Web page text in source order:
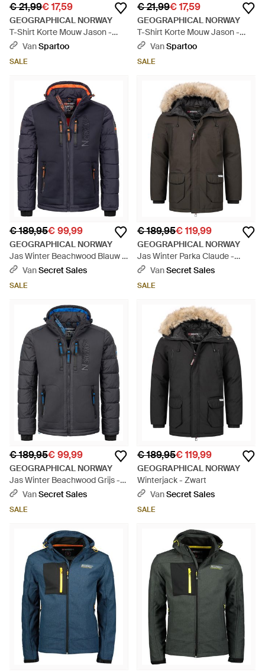
€ 21,99€ 17,59
GEOGRAPHICAL NORWAY
T-Shirt Korte Mouw Jason -
Zwart
VanSpartoo
SALE
€ 21,99€ 17,59
GEOGRAPHICAL NORWAY
T-Shirt Korte Mouw Jason -
RoodVanSpartoo
SALE
€ 189,95€ 99,99
GEOGRAPHICAL NORWAY
Jas Winter Beachwood Blauw -
Blauw
VanSecret Sales
SALE
€ 189,95€ 119,99
GEOGRAPHICAL NORWAY
Jas Winter Parka Claude -
Zwart
VanSecret Sales
SALE
€ 189,95€ 99,99
GEOGRAPHICAL NORWAY
Jas Winter Beachwood Grijs -
Blauw
VanSecret Sales
SALE
€ 189,95€ 119,99
GEOGRAPHICAL NORWAY
Winterjack - Zwart
VanSecret Sales
SALE